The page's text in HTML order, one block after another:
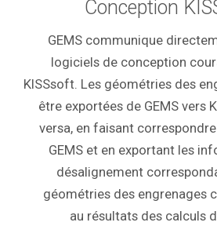
Conception
GEMS communique
logiciels de conception
KISSsoft. Les géométries des
être exportées de GEMS vers
versa, en faisant
GEMS et en exportant les
désalignement
géométries des engrenages
au résultats des calculs